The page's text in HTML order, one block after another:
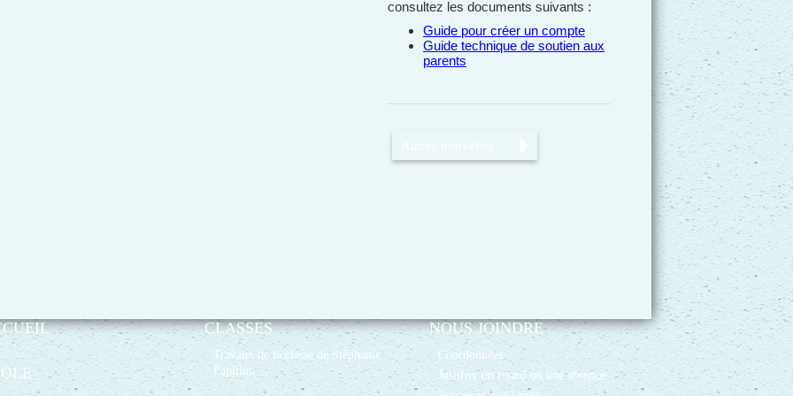
consultez les documents suivants :
Guide pour créer un compte
Guide technique de soutien aux
parents
CLASSES
Travaux de la classe de Stéphanie
Papillon
NOUS JOINDRE
Coordonnées
Justifier un retard ou une absence